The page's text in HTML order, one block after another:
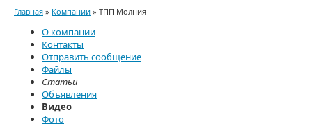
Главная » Компании » ТПП Молния
О компании
Контакты
Отправить сообщение
Файлы
Статьи
Объявления
Видео
Фото